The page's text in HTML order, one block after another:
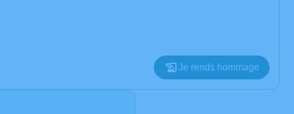
Je rends hommage